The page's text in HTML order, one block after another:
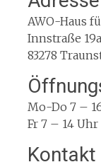
AWO-Haus
Innstraße 19a
83278
Mo-Do 7 –
Fr 7 – 14 Uhr
Kontakt